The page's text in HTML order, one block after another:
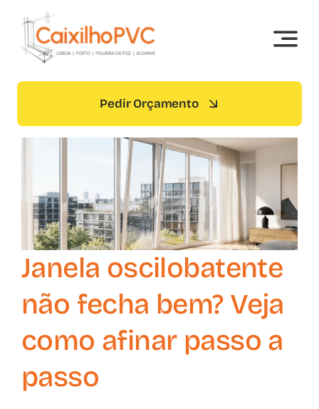
content
Pedir Orçamento
Janela oscilobatente
não fecha bem? Veja
como afinar passo a
passo